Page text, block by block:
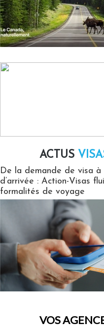
ACTUS
De la demande de visa à
d’arrivée : Action-Visas
formalités de voyage
VOS